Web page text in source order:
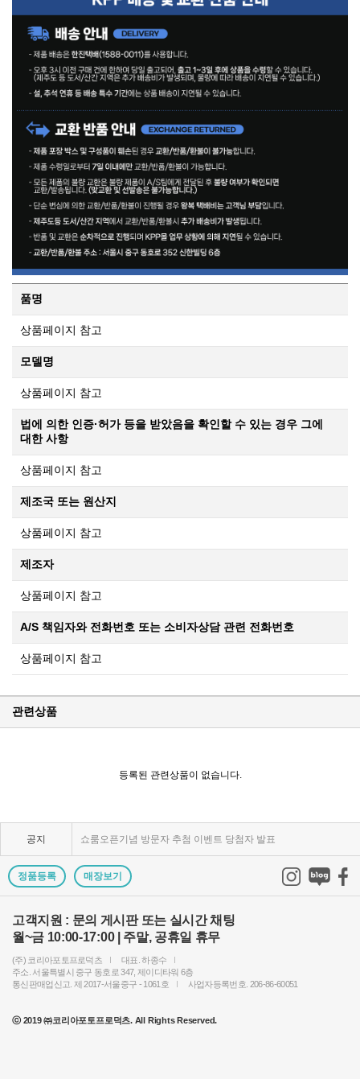
품명
상품페이지 참고
모델명
상품페이지 참고
법에 의한 인증·허가 등을 받았음을 확인할 수 있는 경우 그에
대한 사항
상품페이지 참고
제조국 또는 원산지
상품페이지 참고
제조자
상품페이지 참고
A/S 책임자와 전화번호 또는 소비자상담 관련 전화번호
상품페이지 참고
관련상품
등록된 관련상품이 없습니다.
공지
KPP 쇼룸 강의장 무료 대관
쇼룸오픈기념 방문자 추첨 이벤트 당첨자 발표
제1회 티티아티산 사진공모전 결과발표
2024 레오포토 부산 세미나 경품추첨 당첨자 발표
토키나 주관 국제 필터 사진 공모전 2023 안내
정품등록 매장보기
고객지원 : 문의 게시판 또는 실시간 채팅
월~금 10:00-17:00 | 주말, 공휴일 휴무
(주) 코리아포토프로덕츠
대표. 하종수
주소. 서울특별시 중구 동호로 347, 제이디타워 6층
통신판매업신고. 제 2017-서울중구 - 1061호
사업자등록번호. 206-86-60051
ⓒ 2019 ㈜코리아포토프로덕츠. All Rights Reserved.